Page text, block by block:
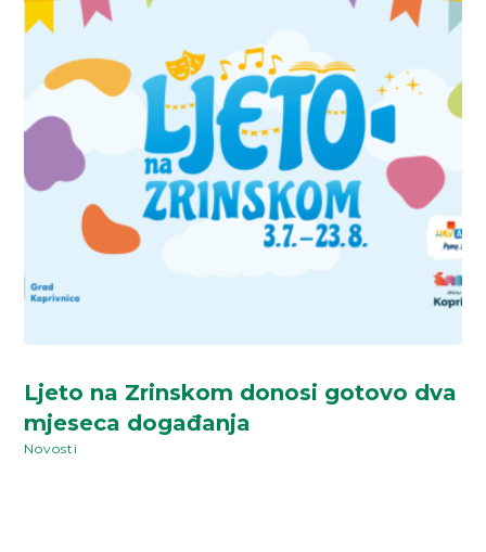
Ljeto na Zrinskom donosi gotovo dva
mjeseca događanja
Novosti